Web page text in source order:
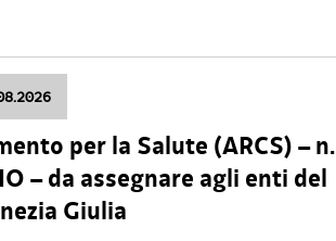
per la Salute (ARCS) – n.
– da assegnare agli enti del
Giulia